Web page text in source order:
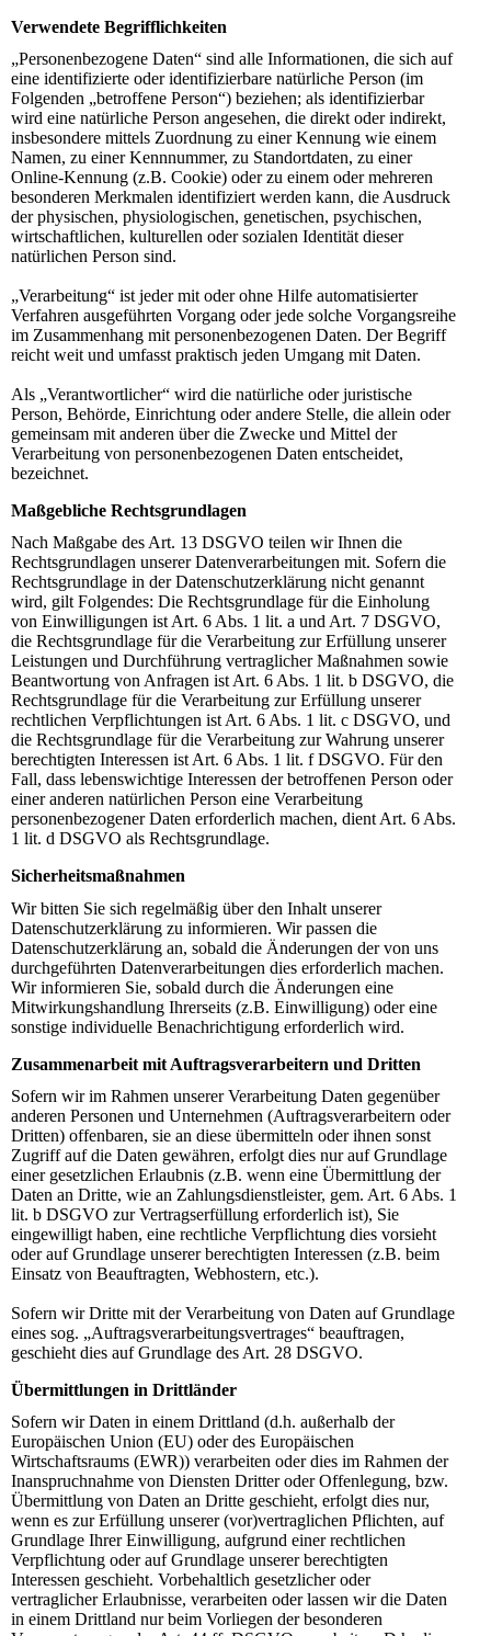
Verwendete Begrifflichkeiten
„Personenbezogene Daten“ sind alle Informationen, die sich auf
eine identifizierte oder identifizierbare natürliche Person (im
Folgenden „betroffene Person“) beziehen; als identifizierbar
wird eine natürliche Person angesehen, die direkt oder indirekt,
insbesondere mittels Zuordnung zu einer Kennung wie einem
Namen, zu einer Kennnummer, zu Standortdaten, zu einer
Online-Kennung (z.B. Cookie) oder zu einem oder mehreren
besonderen Merkmalen identifiziert werden kann, die Ausdruck
der physischen, physiologischen, genetischen, psychischen,
wirtschaftlichen, kulturellen oder sozialen Identität dieser
natürlichen Person sind.
„Verarbeitung“ ist jeder mit oder ohne Hilfe automatisierter
Verfahren ausgeführten Vorgang oder jede solche Vorgangsreihe
im Zusammenhang mit personenbezogenen Daten. Der Begriff
reicht weit und umfasst praktisch jeden Umgang mit Daten.
Als „Verantwortlicher“ wird die natürliche oder juristische
Person, Behörde, Einrichtung oder andere Stelle, die allein oder
gemeinsam mit anderen über die Zwecke und Mittel der
Verarbeitung von personenbezogenen Daten entscheidet,
bezeichnet.
Maßgebliche Rechtsgrundlagen
Nach Maßgabe des Art. 13 DSGVO teilen wir Ihnen die
Rechtsgrundlagen unserer Datenverarbeitungen mit. Sofern die
Rechtsgrundlage in der Datenschutzerklärung nicht genannt
wird, gilt Folgendes: Die Rechtsgrundlage für die Einholung
von Einwilligungen ist Art. 6 Abs. 1 lit. a und Art. 7 DSGVO,
die Rechtsgrundlage für die Verarbeitung zur Erfüllung unserer
Leistungen und Durchführung vertraglicher Maßnahmen sowie
Beantwortung von Anfragen ist Art. 6 Abs. 1 lit. b DSGVO, die
Rechtsgrundlage für die Verarbeitung zur Erfüllung unserer
rechtlichen Verpflichtungen ist Art. 6 Abs. 1 lit. c DSGVO, und
die Rechtsgrundlage für die Verarbeitung zur Wahrung unserer
berechtigten Interessen ist Art. 6 Abs. 1 lit. f DSGVO. Für den
Fall, dass lebenswichtige Interessen der betroffenen Person oder
einer anderen natürlichen Person eine Verarbeitung
personenbezogener Daten erforderlich machen, dient Art. 6 Abs.
1 lit. d DSGVO als Rechtsgrundlage.
Sicherheitsmaßnahmen
Wir bitten Sie sich regelmäßig über den Inhalt unserer
Datenschutzerklärung zu informieren. Wir passen die
Datenschutzerklärung an, sobald die Änderungen der von uns
durchgeführten Datenverarbeitungen dies erforderlich machen.
Wir informieren Sie, sobald durch die Änderungen eine
Mitwirkungshandlung Ihrerseits (z.B. Einwilligung) oder eine
sonstige individuelle Benachrichtigung erforderlich wird.
Zusammenarbeit mit Auftragsverarbeitern und Dritten
Sofern wir im Rahmen unserer Verarbeitung Daten gegenüber
anderen Personen und Unternehmen (Auftragsverarbeitern oder
Dritten) offenbaren, sie an diese übermitteln oder ihnen sonst
Zugriff auf die Daten gewähren, erfolgt dies nur auf Grundlage
einer gesetzlichen Erlaubnis (z.B. wenn eine Übermittlung der
Daten an Dritte, wie an Zahlungsdienstleister, gem. Art. 6 Abs. 1
lit. b DSGVO zur Vertragserfüllung erforderlich ist), Sie
eingewilligt haben, eine rechtliche Verpflichtung dies vorsieht
oder auf Grundlage unserer berechtigten Interessen (z.B. beim
Einsatz von Beauftragten, Webhostern, etc.).
Sofern wir Dritte mit der Verarbeitung von Daten auf Grundlage
eines sog. „Auftragsverarbeitungsvertrages“ beauftragen,
geschieht dies auf Grundlage des Art. 28 DSGVO.
Übermittlungen in Drittländer
Sofern wir Daten in einem Drittland (d.h. außerhalb der
Europäischen Union (EU) oder des Europäischen
Wirtschaftsraums (EWR)) verarbeiten oder dies im Rahmen der
Inanspruchnahme von Diensten Dritter oder Offenlegung, bzw.
Übermittlung von Daten an Dritte geschieht, erfolgt dies nur,
wenn es zur Erfüllung unserer (vor)vertraglichen Pflichten, auf
Grundlage Ihrer Einwilligung, aufgrund einer rechtlichen
Verpflichtung oder auf Grundlage unserer berechtigten
Interessen geschieht. Vorbehaltlich gesetzlicher oder
vertraglicher Erlaubnisse, verarbeiten oder lassen wir die Daten
in einem Drittland nur beim Vorliegen der besonderen